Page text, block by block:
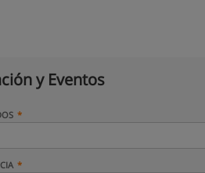
y Eventos